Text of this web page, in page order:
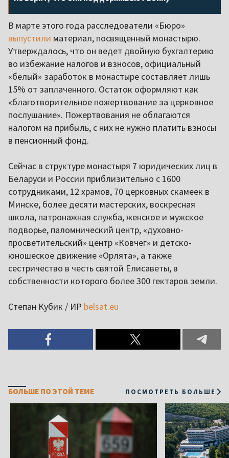
В марте этого года расследователи «Бюро»
выпустили материал, посвященный монастырю.
Утверждалось, что он ведет двойную бухгалтерию
во избежание налогов и взносов, официальный
«белый» заработок в монастыре составляет лишь
15% от заплаченного. Остаток оформляют как
«благотворительное пожертвование за церковное
послушание». Пожертвования не облагаются
налогом на прибыль, с них не нужно платить взносы
в пенсионный фонд.
Сейчас в структуре монастыря 7 юридических лиц в
Беларуси и России приблизительно с 1600
сотрудниками, 12 храмов, 70 церковных скамеек в
Минске, более десяти мастерских, воскресная
школа, патронажная служба, женское и мужское
подворье, паломнический центр, «духовно-
просветительский» центр «Ковчег» и детско-
юношеское движение «Орлята», а также
сестричество в честь святой Елисаветы, в
собственности которого более 300 гектаров земли.
Степан Кубик / ИР belsat.eu
БОЛЬШЕ ПО ЭТОЙ ТЕМЕ ПОСМОТРЕТЬ БОЛЬШЕ